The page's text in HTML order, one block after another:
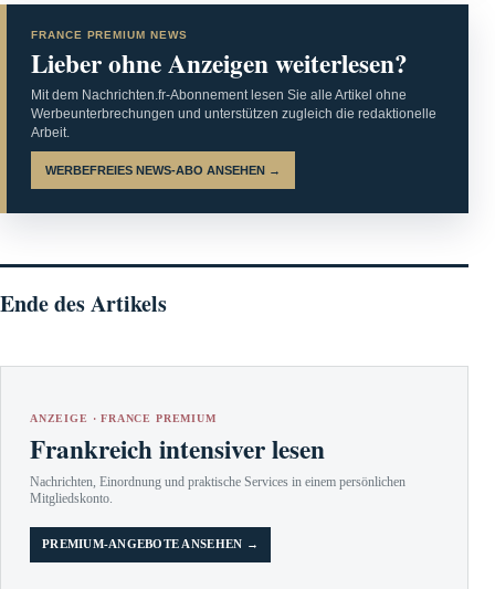
FRANCE PREMIUM NEWS
Lieber ohne Anzeigen weiterlesen?
Mit dem Nachrichten.fr-Abonnement lesen Sie alle Artikel ohne
Werbeunterbrechungen und unterstützen zugleich die redaktionelle
Arbeit.
WERBEFREIES NEWS-ABO ANSEHEN →
Ende des Artikels
ANZEIGE · FRANCE PREMIUM
Frankreich intensiver lesen
Nachrichten, Einordnung und praktische Services in einem persönlichen
Mitgliedskonto.
PREMIUM-ANGEBOTE ANSEHEN →